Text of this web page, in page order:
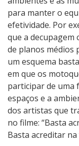
para manter o
efetividade. Por
que a decupagem
de planos médios
um esquema
em que os
participar de uma
espaços e a
dos artistas que
no filme: “Basta
Basta acreditar na